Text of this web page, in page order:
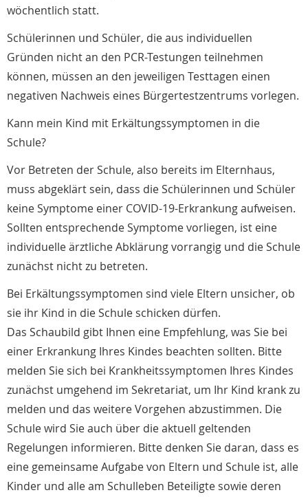
wöchentlich statt.
Schülerinnen und Schüler, die aus individuellen
Gründen nicht an den PCR-Testungen teilnehmen
können, müssen an den jeweiligen Testtagen einen
negativen Nachweis eines Bürgertestzentrums vorlegen.
Kann mein Kind mit Erkältungssymptomen in die
Schule?
Vor Betreten der Schule, also bereits im Elternhaus,
muss abgeklärt sein, dass die Schülerinnen und Schüler
keine Symptome einer COVID-19-Erkrankung aufweisen.
Sollten entsprechende Symptome vorliegen, ist eine
individuelle ärztliche Abklärung vorrangig und die Schule
zunächst nicht zu betreten.
Bei Erkältungssymptomen sind viele Eltern unsicher, ob
sie ihr Kind in die Schule schicken dürfen.
Das Schaubild gibt Ihnen eine Empfehlung, was Sie bei
einer Erkrankung Ihres Kindes beachten sollten. Bitte
melden Sie sich bei Krankheitssymptomen Ihres Kindes
zunächst umgehend im Sekretariat, um Ihr Kind krank zu
melden und das weitere Vorgehen abzustimmen. Die
Schule wird Sie auch über die aktuell geltenden
Regelungen informieren. Bitte denken Sie daran, dass es
eine gemeinsame Aufgabe von Eltern und Schule ist, alle
Kinder und alle am Schulleben Beteiligte sowie deren